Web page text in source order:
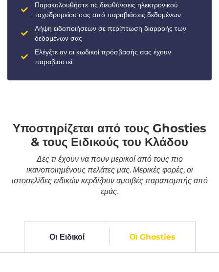
Παρακολουθήστε τις διευθύνσεις ηλεκτρονικού
ταχυδρομείου σας από παραβιάσεις δεδομένων
Λήψη ειδοποιήσεων σε περίπτωση διαρροής των
δεδομένων σας
Ελέγξτε αν οι κωδικοί πρόσβασής σας έχουν
παραβιαστεί
Υποστηρίζεται από τους Ghosties
& τους Ειδικούς του Κλάδου
Δες τι έχουν να πουν μερικοί από τους πιο
ικανοποιημένους πελάτες μας. Μερικές φορές, οι
ιστοσελίδες ειδικών κερδίζουν αμοιβές παραπομπής από
εμάς.
Οι Ειδικοί Οι Ghosties